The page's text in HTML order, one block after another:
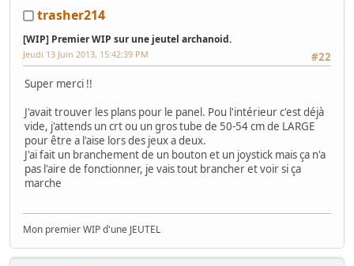
La présentation c'estICI
trasher214
[WIP] Premier WIP sur une jeutel archanoid.
#22
Jeudi 13 Juin 2013, 15:42:39 PM
Super merci !!
J'avait trouver les plans pour le panel. Pou l'intérieur c'est déjà
vide, j'attends un crt ou un gros tube de 50-54 cm de LARGE
pour être a l'aise lors des jeux a deux.
J'ai fait un branchement de un bouton et un joystick mais ça n'a
pas l'aire de fonctionner, je vais tout brancher et voir si ça
marche
Mon premier WIP d'une JEUTEL